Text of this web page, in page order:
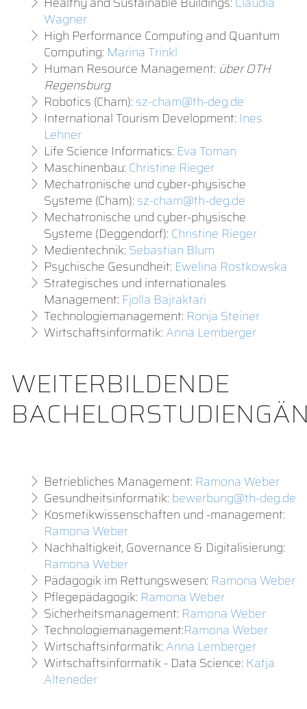
Wagner
High Performance Computing and Quantum
Computing: Marina Trinkl
Human Resource Management: über OTH
Regensburg
Robotics (Cham): sz-cham@th-deg.de
International Tourism Development: Ines
Lehner
Life Science Informatics: Eva Toman
Maschinenbau: Christine Rieger
Mechatronische und cyber-physische
Systeme (Cham): sz-cham@th-deg.de
Mechatronische und cyber-physische
Systeme (Deggendorf): Christine Rieger
Medientechnik: Sebastian Blum
Psychische Gesundheit: Ewelina Rostkowska
Strategisches und internationales
Management: Fjolla Bajraktari
Technologiemanagement: Ronja Steiner
Wirtschaftsinformatik: Anna Lemberger
WEITERBILDENDE
Betriebliches Management: Ramona Weber
Gesundheitsinformatik: bewerbung@th-deg.de
Kosmetikwissenschaften und -management:
Ramona Weber
Nachhaltigkeit, Governance & Digitalisierung:
Ramona Weber
Pädagogik im Rettungswesen: Ramona Weber
Pflegepädagogik: Ramona Weber
Sicherheitsmanagement: Ramona Weber
Technologiemanagement:Ramona Weber
Wirtschaftsinformatik: Anna Lemberger
Wirtschaftsinformatik - Data Science: Katja
Alteneder